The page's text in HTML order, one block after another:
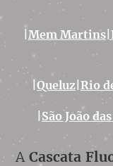
Mem Martins
Queluz Rio
|São João
A Cascata